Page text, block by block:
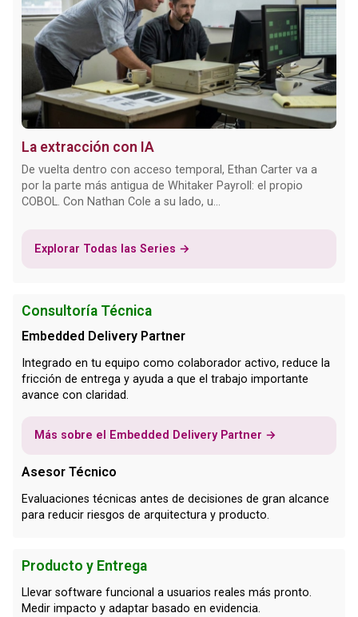
La extracción con IA
De vuelta dentro con acceso temporal, Ethan Carter va a
por la parte más antigua de Whitaker Payroll: el propio
COBOL. Con Nathan Cole a su lado, u...
Explorar Todas las Series →
Consultoría Técnica
Embedded Delivery Partner
Integrado en tu equipo como colaborador activo, reduce la
fricción de entrega y ayuda a que el trabajo importante
avance con claridad.
Más sobre el Embedded Delivery Partner →
Asesor Técnico
Evaluaciones técnicas antes de decisiones de gran alcance
para reducir riesgos de arquitectura y producto.
Producto y Entrega
Llevar software funcional a usuarios reales más pronto.
Medir impacto y adaptar basado en evidencia.